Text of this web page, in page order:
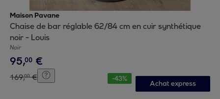
Maison Pavane
Chaise de bar réglable 62/84 cm en cuir synthétique
noir - Louis
Noir
95,00 €
169,00 € -43%
Achat express